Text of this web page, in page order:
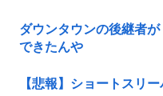
ダウンタウンの後継者
できたんや
【悲報】ショートスリ